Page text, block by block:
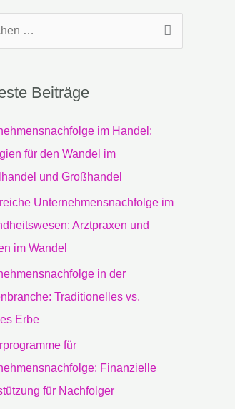
Beiträge
im Handel:
für den Wandel im
und Großhandel
Unternehmensnachfolge im
Arztpraxen und
im Wandel
in der
Traditionelles vs.
Erbe
für
Finanzielle
für Nachfolger